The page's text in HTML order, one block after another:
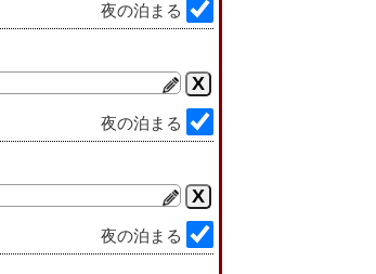
夜の泊まる
夜の泊まる
夜の泊まる